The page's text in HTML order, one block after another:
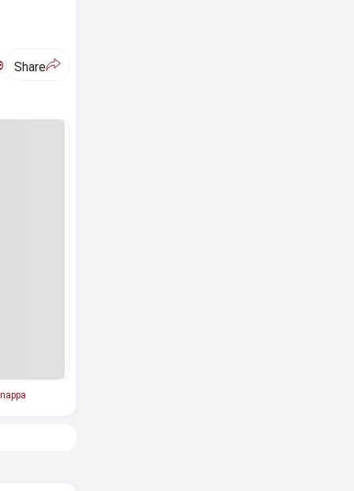
Share